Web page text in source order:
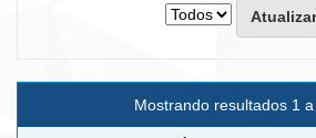
Mostrando resultados 1 a